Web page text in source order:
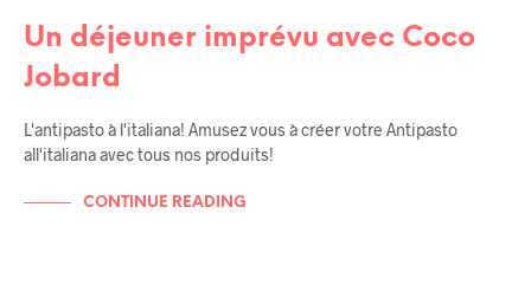
Un déjeuner imprévu avec Coco
Jobard
L'antipasto à l'italiana! Amusez vous à créer votre Antipasto
all'italiana avec tous nos produits!
CONTINUE READING